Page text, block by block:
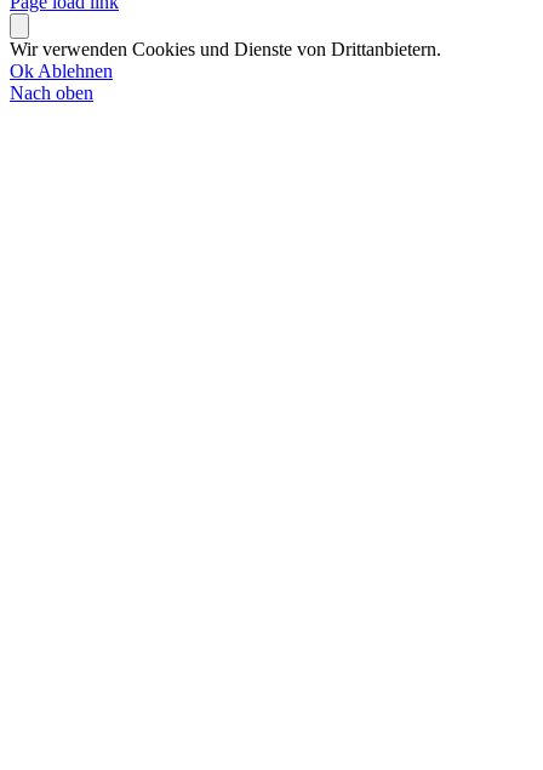
Wir verwenden Cookies und Dienste von Drittanbietern.
Ok Ablehnen
Nach oben